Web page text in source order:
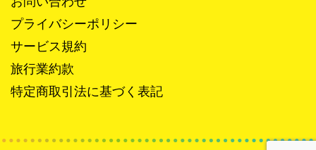
プライバシーポリシー
サービス規約
旅行業約款
特定商取引法に基づく表記